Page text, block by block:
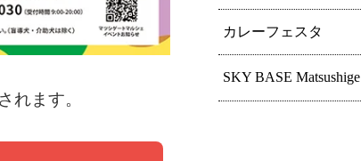
れます。
カレーフェスタ
SKY BASE Matsushige